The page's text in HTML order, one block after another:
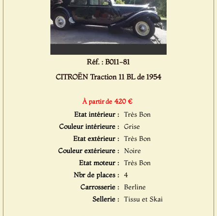
Réf. : B011-81
CITROËN Traction 11 BL de 1954
À partir de 420 €
Etat intérieur : Très Bon
Couleur intérieure : Grise
Etat extérieur : Très Bon
Couleur extérieure : Noire
Etat moteur : Très Bon
Nbr de places : 4
Carrosserie : Berline
Sellerie : Tissu et Skai